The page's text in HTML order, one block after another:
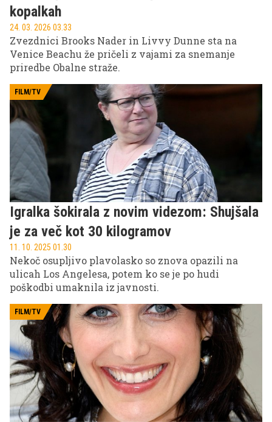
kopalkah
24. 03. 2026 03.33
Zvezdnici Brooks Nader in Livvy Dunne sta na
Venice Beachu že pričeli z vajami za snemanje
priredbe Obalne straže.
FILM/TV
Igralka šokirala z novim videzom: Shujšala
je za več kot 30 kilogramov
11. 10. 2025 01.30
Nekoč osupljivo plavolasko so znova opazili na
ulicah Los Angelesa, potem ko se je po hudi
poškodbi umaknila iz javnosti.
FILM/TV